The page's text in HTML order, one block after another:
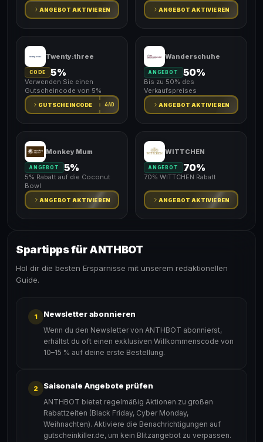
ANGEBOT AKTIVIEREN ANGEBOT AKTIVIEREN
Twenty:three
CODE 5%
Verwenden Sie einen
Gutscheincode von 5%
GUTSCHEINCODE 4AD
Wanderschuhe
ANGEBOT 50%
Bis zu 50% des
Verkaufspreises
ANGEBOT AKTIVIEREN
Monkey Mum
ANGEBOT 5%
5% Rabatt auf die Coconut
Bowl
ANGEBOT AKTIVIEREN
WITTCHEN
ANGEBOT 70%
70% WITTCHEN Rabatt
ANGEBOT AKTIVIEREN
Spartipps für ANTHBOT
Hol dir die besten Ersparnisse mit unserem redaktionellen
Guide.
1 Newsletter abonnieren
Wenn du den Newsletter von ANTHBOT abonnierst,
erhältst du oft einen exklusiven Willkommenscode von
10–15 % auf deine erste Bestellung.
2 Saisonale Angebote prüfen
ANTHBOT bietet regelmäßig Aktionen zu großen
Rabattzeiten (Black Friday, Cyber Monday,
Weihnachten). Aktiviere die Benachrichtigungen auf
gutscheinkiller.de, um kein Blitzangebot zu verpassen.